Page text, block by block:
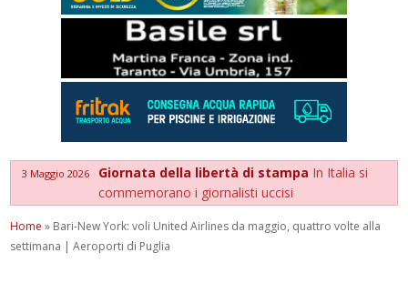
3 Maggio 2026 Giornata della libertà di stampa In Italia si
commemorano i giornalisti uccisi
Home » Bari-New York: voli United Airlines da maggio, quattro volte alla
settimana | Aeroporti di Puglia